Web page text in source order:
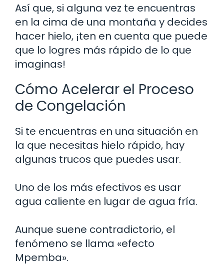
Así que, si alguna vez te encuentras
en la cima de una montaña y decides
hacer hielo, ¡ten en cuenta que puede
que lo logres más rápido de lo que
imaginas!
Cómo Acelerar el Proceso
de Congelación
Si te encuentras en una situación en
la que necesitas hielo rápido, hay
algunas trucos que puedes usar.
Uno de los más efectivos es usar
agua caliente en lugar de agua fría.
Aunque suene contradictorio, el
fenómeno se llama «efecto
Mpemba».